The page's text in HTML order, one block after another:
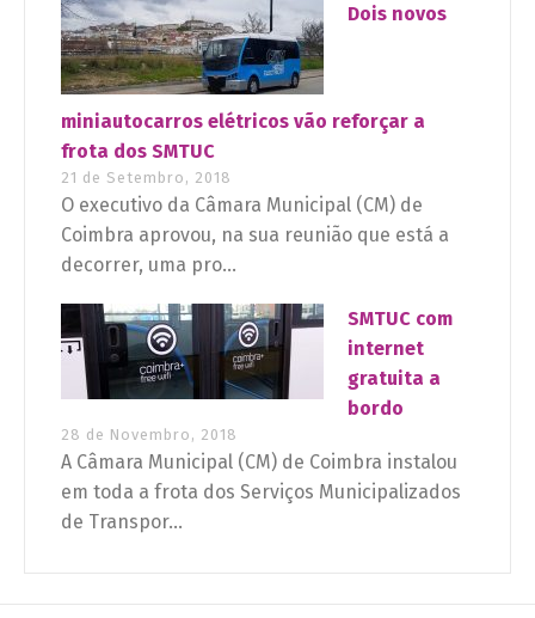
Dois novos
miniautocarros elétricos vão reforçar a
frota dos SMTUC
21 de Setembro, 2018
O executivo da Câmara Municipal (CM) de
Coimbra aprovou, na sua reunião que está a
decorrer, uma pro...
SMTUC com
internet
gratuita a
bordo
28 de Novembro, 2018
A Câmara Municipal (CM) de Coimbra instalou
em toda a frota dos Serviços Municipalizados
de Transpor...